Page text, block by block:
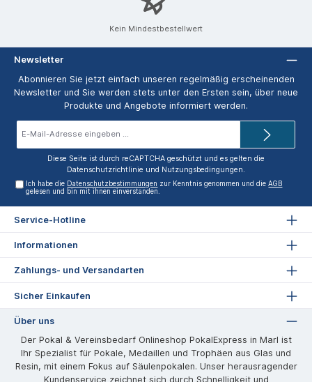
Kein Mindestbestellwert
Newsletter
Abonnieren Sie jetzt einfach unseren regelmäßig erscheinenden
Newsletter und Sie werden stets unter den Ersten sein, über neue
Produkte und Angebote informiert werden.
Diese Seite ist durch reCAPTCHA geschützt und es gelten die
Datenschutzrichtlinie und Nutzungsbedingungen.
Ich habe die Datenschutzbestimmungen zur Kenntnis genommen und dieAGB
gelesen und bin mit ihnen einverstanden.
Service-Hotline
Informationen
Zahlungs- und Versandarten
Sicher Einkaufen
Über uns
Der Pokal & Vereinsbedarf Onlineshop PokalExpress in Marl ist
Ihr Spezialist für Pokale, Medaillen und Trophäen aus Glas und
Resin, mit einem Fokus auf Säulenpokalen. Unser herausragender
Kundenservice zeichnet sich durch Schnelligkeit und